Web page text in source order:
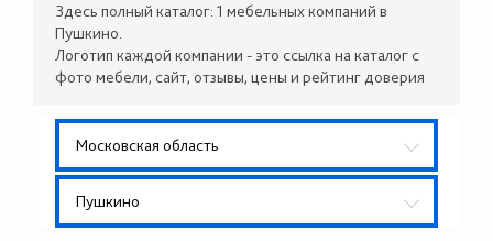
Здесь полный каталог: 1 мебельных компаний в
Пушкино.
Логотип каждой компании - это ссылка на каталог с
фото мебели, сайт, отзывы, цены и рейтинг доверия
Московская область
Пушкино